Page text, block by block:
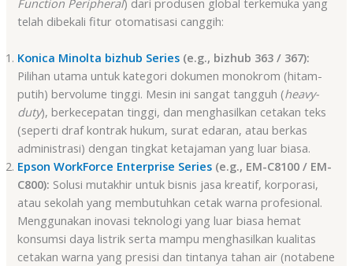
telah dibekali fitur otomatisasi canggih:
Konica Minolta bizhub Series (e.g., bizhub 363 / 367):
Pilihan utama untuk kategori dokumen monokrom (hitam-
putih) bervolume tinggi. Mesin ini sangat tangguh (heavy-
duty), berkecepatan tinggi, dan menghasilkan cetakan teks
(seperti draf kontrak hukum, surat edaran, atau berkas
administrasi) dengan tingkat ketajaman yang luar biasa.
Epson WorkForce Enterprise Series (e.g., EM-C8100 / EM-
C800): Solusi mutakhir untuk bisnis jasa kreatif, korporasi,
atau sekolah yang membutuhkan cetak warna profesional.
Menggunakan inovasi teknologi yang luar biasa hemat
konsumsi daya listrik serta mampu menghasilkan kualitas
cetakan warna yang presisi dan tintanya tahan air (notabene